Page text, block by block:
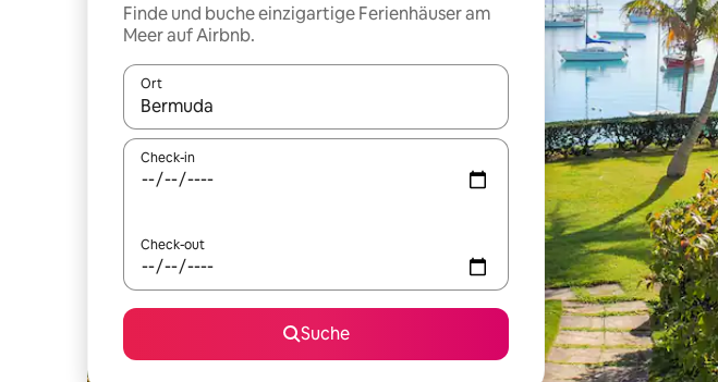
Finde und buche einzigartige Ferienhäuser am
Meer auf Airbnb.
Ort
Wenn Ergebnisse verfügbar sind, navigiere mit den Pfeiltasten nach oben und
Check-in
Check-out
Suche